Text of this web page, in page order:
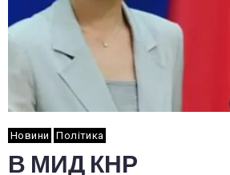
Новини Політика
В МИД КНР